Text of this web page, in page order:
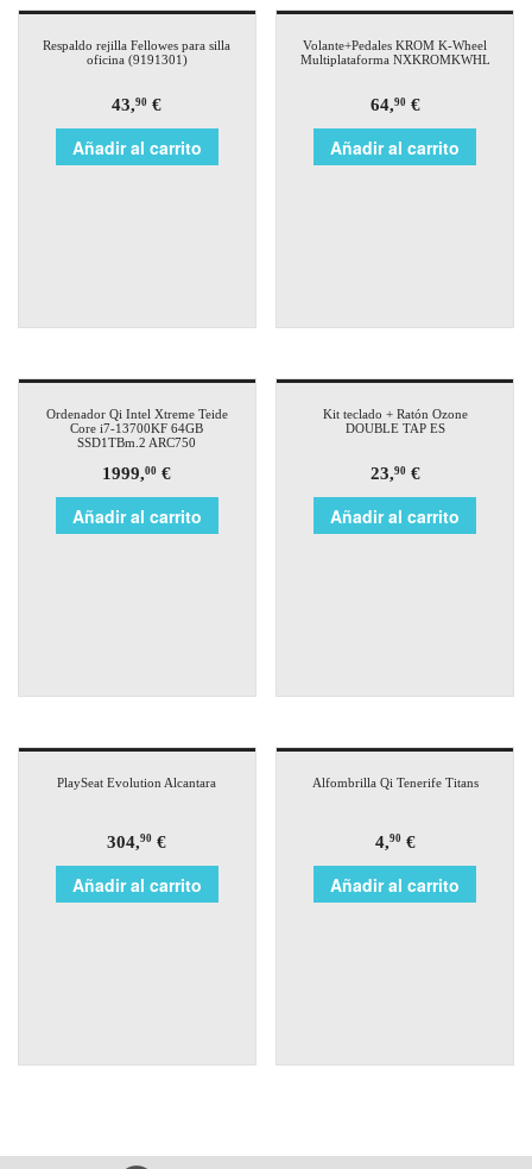
Respaldo rejilla Fellowes para silla
oficina (9191301)
43,90 €
Añadir al carrito
Volante+Pedales KROM K-Wheel
Multiplataforma NXKROMKWHL
64,90€
Añadir al carrito
Ordenador Qi Intel Xtreme Teide
Core i7-13700KF 64GB
SSD1TBm.2 ARC750
1999,00 €
Añadir al carrito
Kit teclado + Ratón Ozone
DOUBLE TAP ES
23,90€
Añadir al carrito
PlaySeat Evolution Alcantara
304,90 €
Añadir al carrito
Alfombrilla Qi Tenerife Titans
4,90€
Añadir al carrito